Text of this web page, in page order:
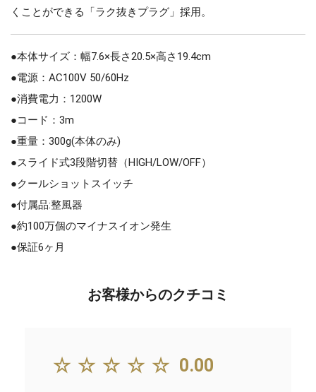
くことができる「ラク抜きプラグ」採用。
●本体サイズ：幅7.6×長さ20.5×高さ19.4cm
●電源：AC100V 50/60Hz
●消費電力：1200W
●コード：3m
●重量：300g(本体のみ)
●スライド式3段階切替（HIGH/LOW/OFF）
●クールショットスイッチ
●付属品:整風器
●約100万個のマイナスイオン発生
●保証6ヶ月
お客様からのクチコミ
☆☆☆☆☆ 0.00